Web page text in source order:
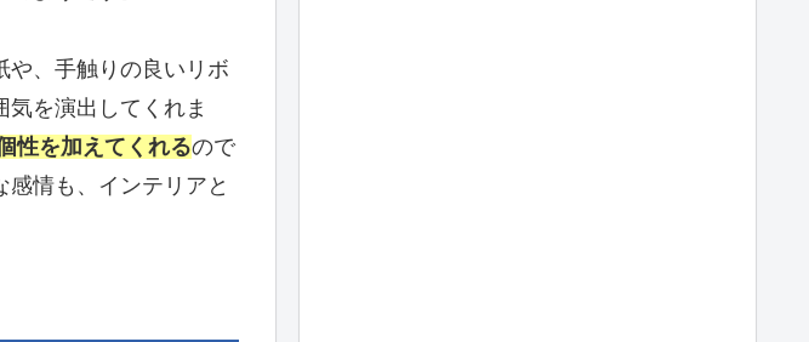
や、手触りの良いリボ
を演出してくれま
性を加えてくれるので
情も、インテリアと